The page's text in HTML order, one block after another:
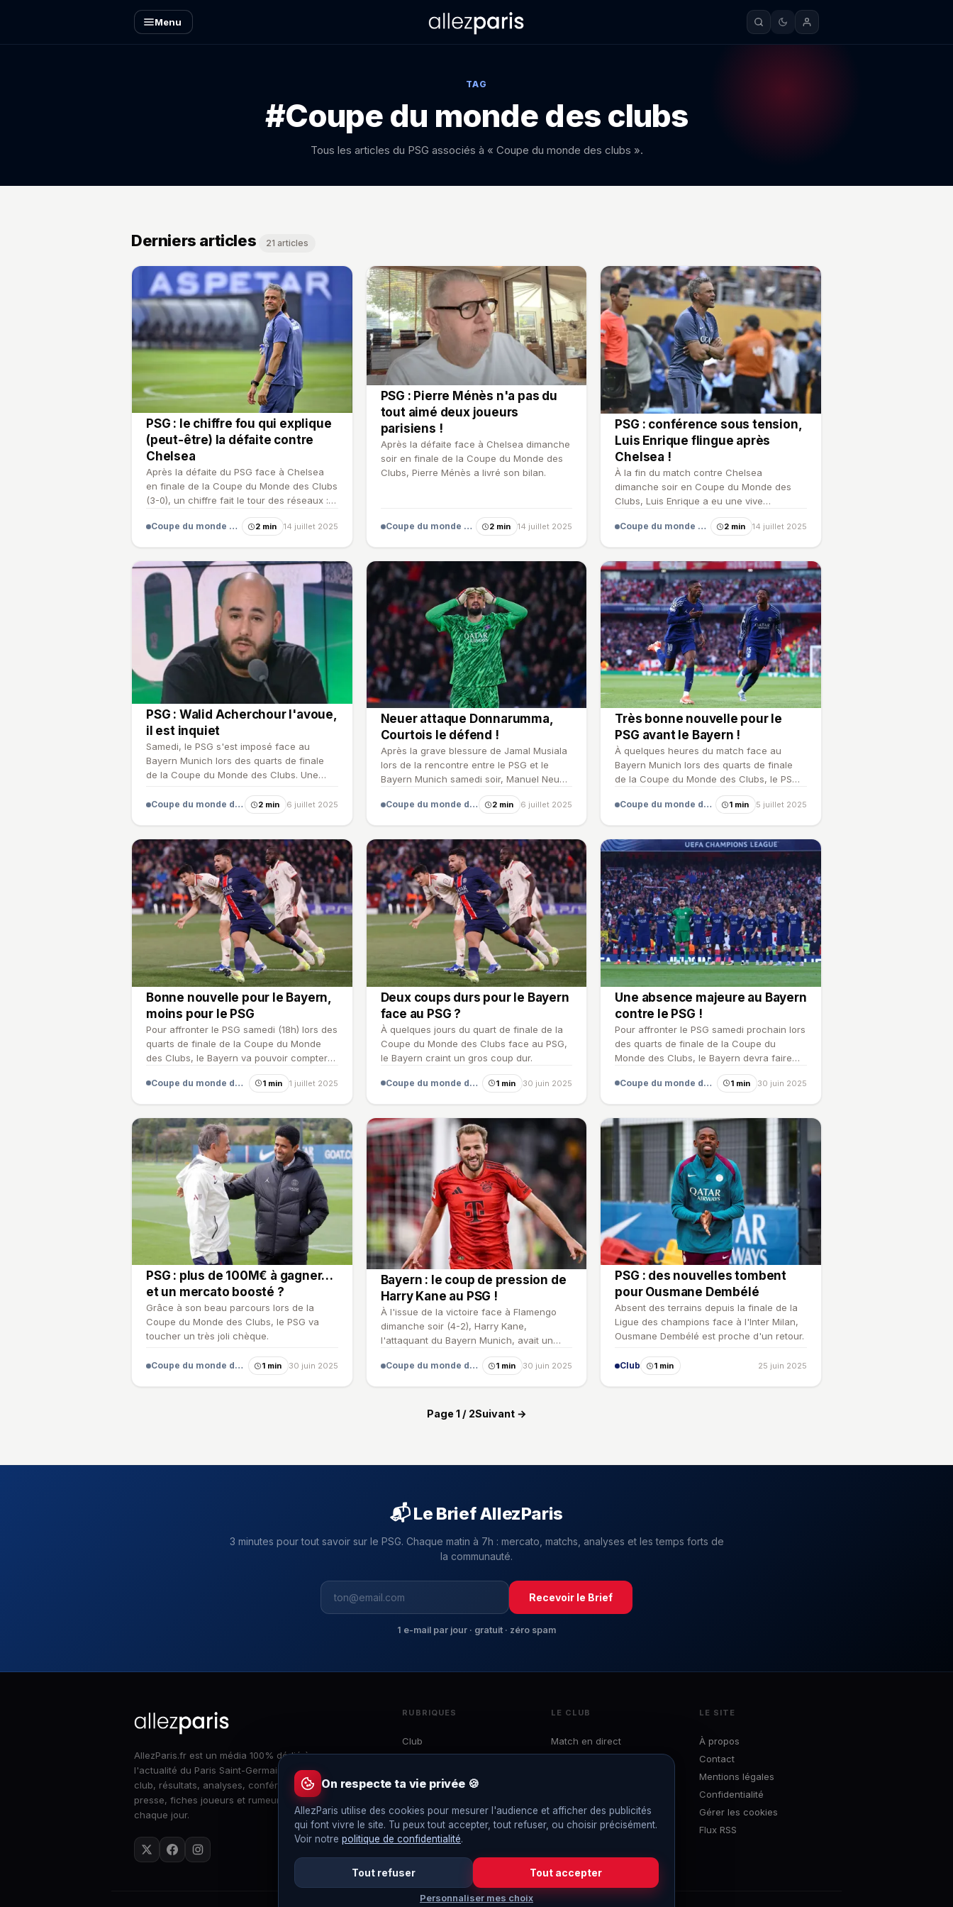
Menu
TAG
#Coupe du monde des clubs
Tous les articles du PSG associés à « Coupe du monde des clubs ».
Derniers articles 21 articles
PSG : le chiffre fou qui explique
(peut-être) la défaite contre
Chelsea
Après la défaite du PSG face à Chelsea
en finale de la Coupe du Monde des Clubs
(3-0), un chiffre fait le tour des réseaux :
Coupe du monde des clubs 2 min 14 juillet 2025
PSG : Pierre Ménès n'a pas du
tout aimé deux joueurs
parisiens !
Après la défaite face à Chelsea dimanche
soir en finale de la Coupe du Monde des
Clubs, Pierre Ménès a livré son bilan.
Coupe du monde des clubs 2 min 14 juillet 2025
PSG : conférence sous tension,
Luis Enrique flingue après
Chelsea !
À la fin du match contre Chelsea
dimanche soir en Coupe du Monde des
Clubs, Luis Enrique a eu une vive
altercation avec Joao Pedro.
Coupe du monde des clubs 2 min 14 juillet 2025
PSG : Walid Acherchour l'avoue,
il est inquiet
Samedi, le PSG s'est imposé face au
Bayern Munich lors des quarts de finale
de la Coupe du Monde des Clubs. Une
Coupe du monde des clubs 2 min 6 juillet 2025
Neuer attaque Donnarumma,
Courtois le défend !
Après la grave blessure de Jamal Musiala
lors de la rencontre entre le PSG et le
Bayern Munich samedi soir, Manuel Neuer
Coupe du monde des clubs 2 min 6 juillet 2025
Très bonne nouvelle pour le
PSG avant le Bayern !
À quelques heures du match face au
Bayern Munich lors des quarts de finale
de la Coupe du Monde des Clubs, le PSG
peut compter sur une bonn…
Coupe du monde des clubs 1 min 5 juillet 2025
Bonne nouvelle pour le Bayern,
moins pour le PSG
Pour affronter le PSG samedi (18h) lors des
quarts de finale de la Coupe du Monde
des Clubs, le Bayern va pouvoir compter
Coupe du monde des clubs 1 min 1 juillet 2025
Deux coups durs pour le Bayern
face au PSG ?
À quelques jours du quart de finale de la
Coupe du Monde des Clubs face au PSG,
le Bayern craint un gros coup dur.
Coupe du monde des clubs 1 min 30 juin 2025
Une absence majeure au Bayern
contre le PSG !
Pour affronter le PSG samedi prochain lors
des quarts de finale de la Coupe du
Monde des Clubs, le Bayern devra faire
Coupe du monde des clubs 1 min 30 juin 2025
PSG : plus de 100M€ à gagner…
et un mercato boosté ?
Grâce à son beau parcours lors de la
Coupe du Monde des Clubs, le PSG va
toucher un très joli chèque.
Coupe du monde des clubs 1 min 30 juin 2025
Bayern : le coup de pression de
Harry Kane au PSG !
À l'issue de la victoire face à Flamengo
dimanche soir (4-2), Harry Kane,
l'attaquant du Bayern Munich, avait un
Coupe du monde des clubs 1 min 30 juin 2025
PSG : des nouvelles tombent
pour Ousmane Dembélé
Absent des terrains depuis la finale de la
Ligue des champions face à l'Inter Milan,
Ousmane Dembélé est proche d'un retour.
Club 1 min 25 juin 2025
Page 1 / 2Suivant →
📬 Le Brief AllezParis
3 minutes pour tout savoir sur le PSG. Chaque matin à 7h : mercato, matchs, analyses et les temps forts de
la communauté.
Recevoir le Brief
1 e-mail par jour · gratuit · zéro spam
AllezParis.fr est un média 100% dédié à
l'actualité du Paris Saint-Germain : infos du
club, résultats, analyses, conférences de
presse, fiches joueurs et rumeurs mercato,
chaque jour.
RUBRIQUES
Club
Ligue 1
Coupes
EDF
LE CLUB
Match en direct
Interviews
Le Brief
LE SITE
À propos
Contact
Mentions légales
Confidentialité
Gérer les cookies
Flux RSS
On respecte ta vie privée 🍪
AllezParis utilise des cookies pour mesurer l'audience et afficher des publicités
qui font vivre le site. Tu peux tout accepter, tout refuser, ou choisir précisément.
Voir notre politique de confidentialité.
Personnaliser mes choix
Tout refuser Tout accepter